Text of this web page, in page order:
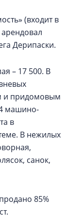
(входит в
арендовал
Дерипаски.
– 17 500. В
и придомовым
машино-
в
В нежилых
санок,
85%